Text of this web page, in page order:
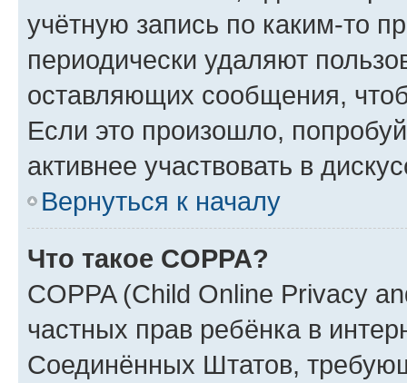
учётную запись по каким-то
периодически удаляют
оставляющих сообщения,
Если это произошло,
активнее участвовать в
Вернуться к началу
Что такое COPPA?
COPPA (Child Online Privacy
частных прав ребёнка в
Соединённых Штатов,